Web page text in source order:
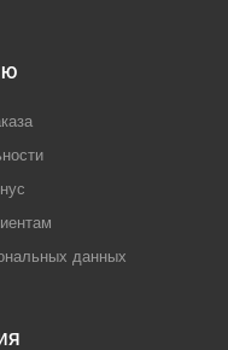
данных